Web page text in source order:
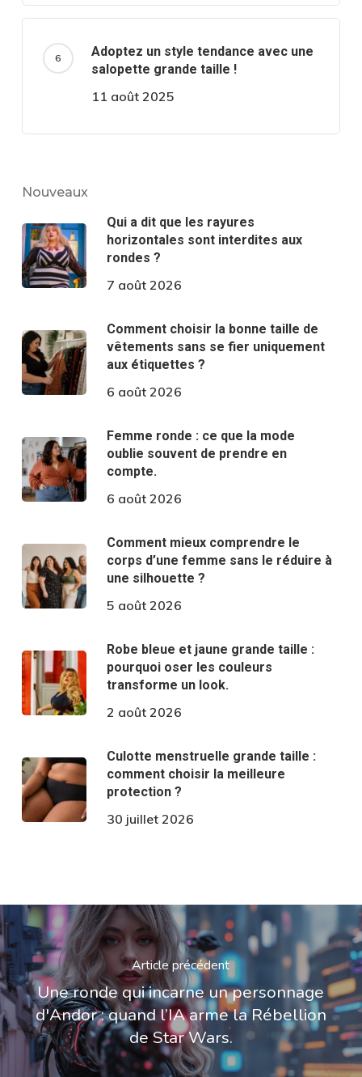
Adoptez un style tendance avec une
salopette grande taille !
11 août 2025
Nouveaux
Qui a dit que les rayures
horizontales sont interdites aux
rondes ?
7 août 2026
Comment choisir la bonne taille de
vêtements sans se fier uniquement
aux étiquettes ?
6 août 2026
Femme ronde : ce que la mode
oublie souvent de prendre en
compte.
6 août 2026
Comment mieux comprendre le
corps d’une femme sans le réduire à
une silhouette ?
5 août 2026
Robe bleue et jaune grande taille :
pourquoi oser les couleurs
transforme un look.
2 août 2026
Culotte menstruelle grande taille :
comment choisir la meilleure
protection ?
30 juillet 2026
Article précédent
Une ronde qui incarne un personnage
d'Andor : quand l’IA arme la Rébellion
de Star Wars.